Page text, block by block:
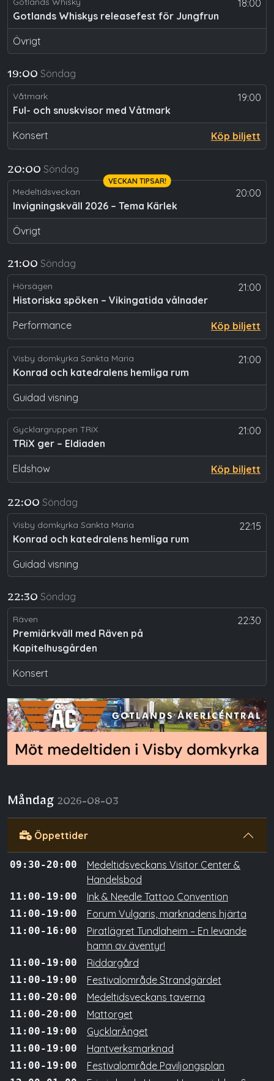
18:00
Gotlands Whiskys releasefest för Jungfrun
Övrigt
19:00 Söndag
19:00
Våtmark
Ful- och snuskvisor med Våtmark
Konsert Köp biljett
20:00 Söndag
20:00
Medeltidsveckan
Invigningskväll 2026 – Tema Kärlek
Övrigt
VECKAN TIPSAR!
21:00 Söndag
21:00
Hörsägen
Historiska spöken – Vikingatida vålnader
Performance Köp biljett
21:00
Visby domkyrka Sankta Maria
Konrad och katedralens hemliga rum
Guidad visning
21:00
Gycklargruppen TRiX
TRiX ger – Eldiaden
Eldshow Köp biljett
22:00 Söndag
22:15
Visby domkyrka Sankta Maria
Konrad och katedralens hemliga rum
Guidad visning
22:30 Söndag
22:30
Räven
Premiärkväll med Räven på
Kapitelhusgården
Konsert
Måndag 2026-08-03
Öppettider
09:30-20:00
Medeltidsveckans Visitor Center &
Handelsbod
11:00-19:00 Ink & Needle Tattoo Convention
11:00-19:00 Forum Vulgaris, marknadens hjärta
11:00-16:00
Piratlägret Tundlaheim – En levande
hamn av äventyr!
11:00-19:00 Riddargård
11:00-19:00 Festivalområde Strandgärdet
11:00-20:00 Medeltidsveckans taverna
11:00-20:00 Mattorget
11:00-19:00 GycklarÄnget
11:00-19:00 Hantverksmarknad
11:00-19:00 Festivalområde Paviljongsplan